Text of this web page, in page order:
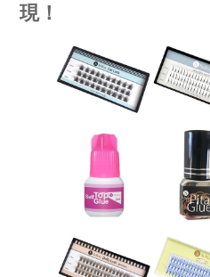
現！